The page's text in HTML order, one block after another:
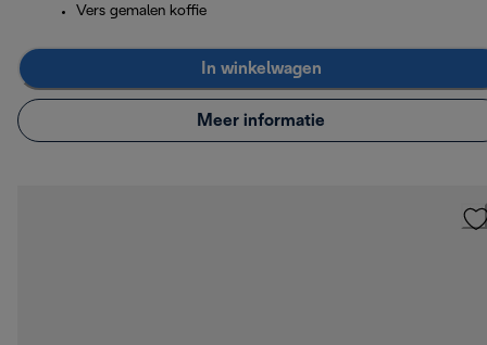
Vers gemalen koffie
In winkelwagen
Meer informatie